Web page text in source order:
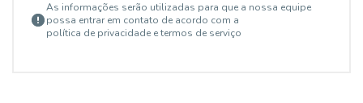
As informações serão utilizadas para que a nossa equipe
possa entrar em contato de acordo com a
política de privacidade e termos de serviço